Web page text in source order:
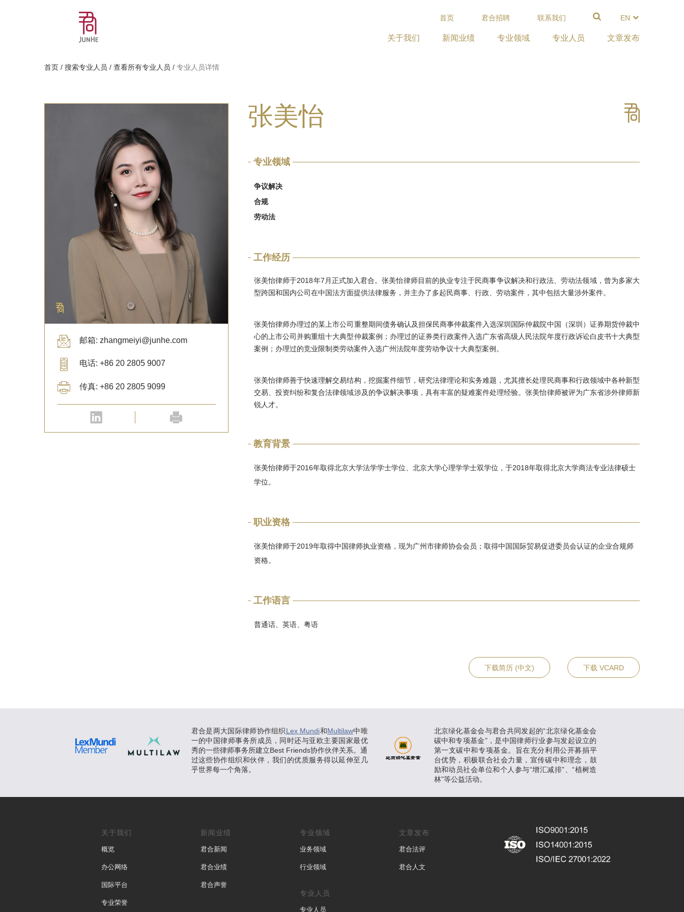
EN
首页 君合招聘 联系我们
关于我们 新闻业绩 专业领域 专业人员 文章发布
首页 / 搜索专业人员 / 查看所有专业人员 / 专业人员详情
邮箱: zhangmeiyi@junhe.com
电话: +86 20 2805 9007
传真: +86 20 2805 9099
张美怡
专业领域
争议解决
合规
劳动法
工作经历
张美怡律师于2018年7月正式加入君合。张美怡律师目前的执业专注于民商事争议解决和行政法、劳动法领域，曾为多家大
型跨国和国内公司在中国法方面提供法律服务，并主办了多起民商事、行政、劳动案件，其中包括大量涉外案件。
张美怡律师办理过的某上市公司重整期间债务确认及担保民商事仲裁案件入选深圳国际仲裁院中国（深圳）证券期货仲裁中
心的上市公司并购重组十大典型仲裁案例；办理过的证券类行政案件入选广东省高级人民法院年度行政诉讼白皮书十大典型
案例；办理过的竞业限制类劳动案件入选广州法院年度劳动争议十大典型案例。
张美怡律师善于快速理解交易结构，挖掘案件细节，研究法律理论和实务难题，尤其擅长处理民商事和行政领域中各种新型
交易、投资纠纷和复合法律领域涉及的争议解决事项，具有丰富的疑难案件处理经验。张美怡律师被评为广东省涉外律师新
锐人才。
教育背景
张美怡律师于2016年取得北京大学法学学士学位、北京大学心理学学士双学位，于2018年取得北京大学商法专业法律硕士
学位。
职业资格
张美怡律师于2019年取得中国律师执业资格，现为广州市律师协会会员；取得中国国际贸易促进委员会认证的企业合规师
资格。
工作语言
普通话、英语、粤语
下载简历 (中文) 下载 VCARD
君合是两大国际律师协作组织Lex Mundi和Multilaw中唯
一的中国律师事务所成员，同时还与亚欧主要国家最优
秀的一些律师事务所建立Best Friends协作伙伴关系。通
过这些协作组织和伙伴，我们的优质服务得以延伸至几
乎世界每一个角落。
北京绿化基金会与君合共同发起的“北京绿化基金会
碳中和专项基金”，是中国律师行业参与发起设立的
第一支碳中和专项基金。旨在充分利用公开募捐平
台优势，积极联合社会力量，宣传碳中和理念，鼓
励和动员社会单位和个人参与“增汇减排”、“植树造
林”等公益活动。
关于我们
概览
办公网络
国际平台
专业荣誉
新闻业绩
君合新闻
君合业绩
君合声誉
专业领域
业务领域
行业领域
专业人员
专业人员
文章发布
君合法评
君合人文